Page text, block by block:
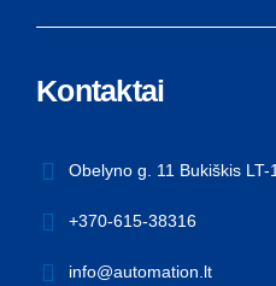
Kontaktai
Obelyno g. 11 Bukiškis
+370-615-38316
info@automation.lt